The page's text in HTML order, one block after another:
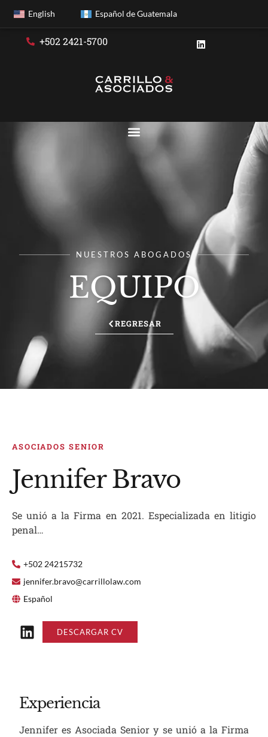
English Español de Guatemala
+502 2421-5700
NUESTROS ABOGADOS
EQUIPO
REGRESAR
ASOCIADOS SENIOR
Jennifer Bravo
Se unió a la Firma en 2021. Especializada en litigio
penal…
+502 24215732
jennifer.bravo@carrillolaw.com
Español
DESCARGAR CV
Experiencia
Jennifer es Asociada Senior y se unió a la Firma